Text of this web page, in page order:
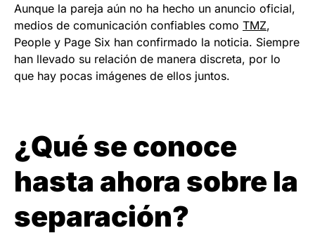
Aunque la pareja aún no ha hecho un anuncio oficial,
medios de comunicación confiables como TMZ,
People y Page Six han confirmado la noticia. Siempre
han llevado su relación de manera discreta, por lo
que hay pocas imágenes de ellos juntos.
¿Qué se conoce
hasta ahora sobre la
separación?